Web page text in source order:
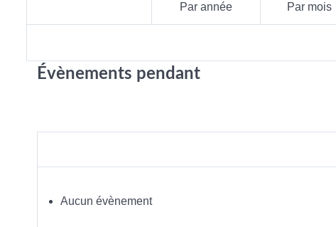
Par année Par mois
Évènements pendant
Aucun évènement